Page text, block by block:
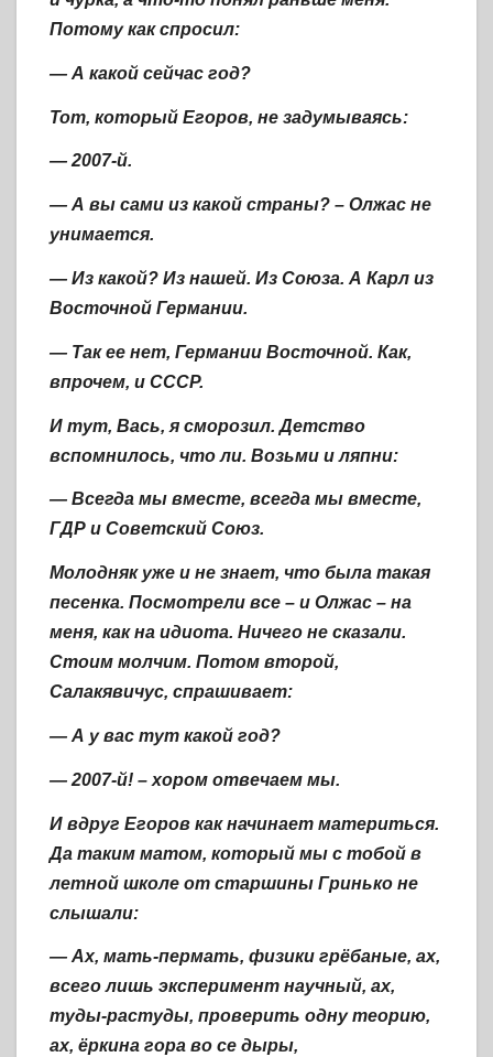
Потому как спросил:
— А какой сейчас год?
Тот, который Егоров, не задумываясь:
— 2007-й.
— А вы сами из какой страны? – Олжас не
унимается.
— Из какой? Из нашей. Из Союза. А Карл из
Восточной Германии.
— Так ее нет, Германии Восточной. Как,
впрочем, и СССР.
И тут, Вась, я сморозил. Детство
вспомнилось, что ли. Возьми и ляпни:
— Всегда мы вместе, всегда мы вместе,
ГДР и Советский Союз.
Молодняк уже и не знает, что была такая
песенка. Посмотрели все – и Олжас – на
меня, как на идиота. Ничего не сказали.
Стоим молчим. Потом второй,
Салакявичус, спрашивает:
— А у вас тут какой год?
— 2007-й! – хором отвечаем мы.
И вдруг Егоров как начинает материться.
Да таким матом, который мы с тобой в
летной школе от старшины Гринько не
слышали:
— Ах, мать-пермать, физики грёбаные, ах,
всего лишь эксперимент научный, ах,
туды-растуды, проверить одну теорию,
ах, ёркина гора во се дыры,